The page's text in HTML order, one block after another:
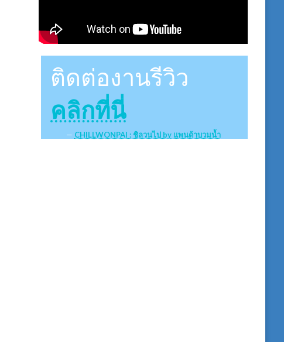
ติดต่องานรีวิว
คลิกที่นี่
CHILLWONPAI : ชิลวนไป by แพนด้าบวมน้ำ